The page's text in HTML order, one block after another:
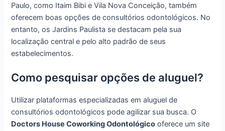
Paulo, como Itaim Bibi e Vila Nova Conceição, também
oferecem boas opções de consultórios odontológicos. No
entanto, os Jardins Paulista se destacam pela sua
localização central e pelo alto padrão de seus
estabelecimentos.
Como pesquisar opções de aluguel?
Utilizar plataformas especializadas em aluguel de
consultórios odontológicos pode agilizar sua busca. O
Doctors House Coworking Odontológico oferece um site